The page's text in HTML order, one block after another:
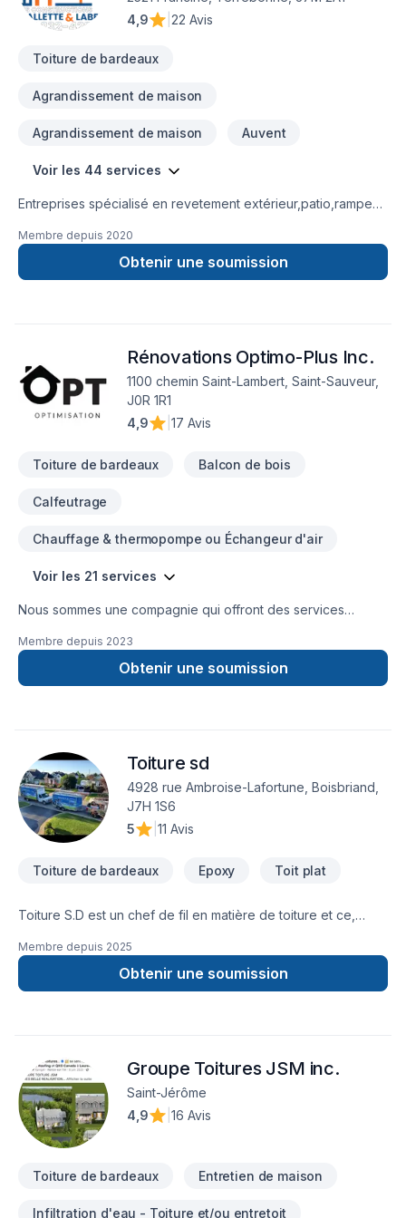
de vos travaux, petits ou grands, avec professionnalisme et
souci du détail.
4,9
22 Avis
Toiture de bardeaux
Agrandissement de maison
Agrandissement de maison Auvent
Voir les 44 services
Entreprises spécialisé en revetement extérieur,patio,rampe
Membre depuis 2020
Obtenir une soumission
Rénovations Optimo-Plus Inc.
1100 chemin Saint-Lambert, Saint-Sauveur,
J0R 1R1
4,9
17 Avis
Toiture de bardeaux Balcon de bois
Calfeutrage
Chauffage & thermopompe ou Échangeur d'air
Voir les 21 services
Nous sommes une compagnie qui offront des services
comfort pour votre maison.
Membre depuis 2023
Obtenir une soumission
Toiture sd
4928 rue Ambroise-Lafortune, Boisbriand,
J7H 1S6
5
11 Avis
Toiture de bardeaux Epoxy Toit plat
Toiture S.D est un chef de fil en matière de toiture et ce,
bardeaux d'asphalte et les toits plats en membrane
élastomère. Notre équipe compte des employés minutieux
qui détiennent tous leurs cartes de compétence
Membre depuis 2025
Obtenir une soumission
Groupe Toitures JSM inc.
Saint-Jérôme
4,9
16 Avis
Toiture de bardeaux Entretien de maison
Infiltration d'eau - Toiture et/ou entretoit